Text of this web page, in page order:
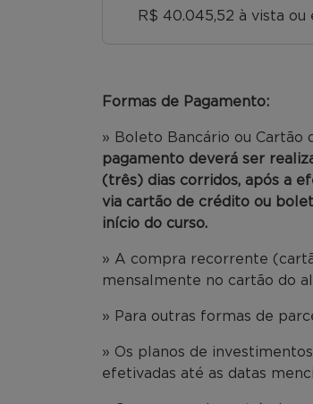
R$ 40.045,52 à vista ou
Formas de Pagamento:
» Boleto Bancário ou Cartão
pagamento deverá ser
(três) dias corridos, após a
via cartão de crédito ou
início do curso.
» A compra recorrente
mensalmente no cartão do
» Para outras formas de
» Os planos de
efetivadas até as datas